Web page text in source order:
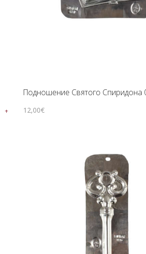
Подношение Святого Спиридона
12,00€